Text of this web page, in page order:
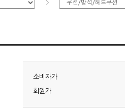
소비자가
회원가